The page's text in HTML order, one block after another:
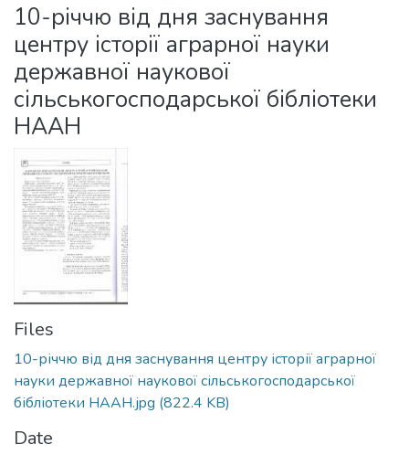
Statistics
10-річчю від дня заснування
центру історії аграрної науки
державної наукової
сільськогосподарської бібліотеки
НААН
Files
10-річчю від дня заснування центру історії аграрної
науки державної наукової сільськогосподарської
бібліотеки НААН.jpg (822.4 KB)
Date